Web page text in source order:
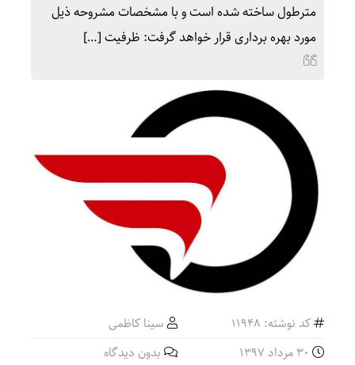
مترطول ساخته شده است و با مشخصات مشروحه ذیل
مورد بهره برداری قرار خواهد گرفت: ظرفیت […]
کد نوشته: 11948
سینا کاظمی
بدون دیدگاه